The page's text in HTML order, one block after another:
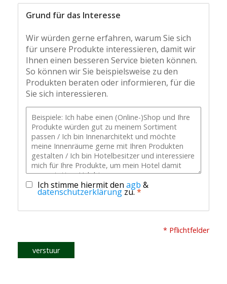
Grund für das Interesse
Wir würden gerne erfahren, warum Sie sich
für unsere Produkte interessieren, damit wir
Ihnen einen besseren Service bieten können.
So können wir Sie beispielsweise zu den
Produkten beraten oder informieren, für die
Sie sich interessieren.
Ich stimme hiermit den agb &
datenschutzerklärung zu.*
* Pflichtfelder
verstuur